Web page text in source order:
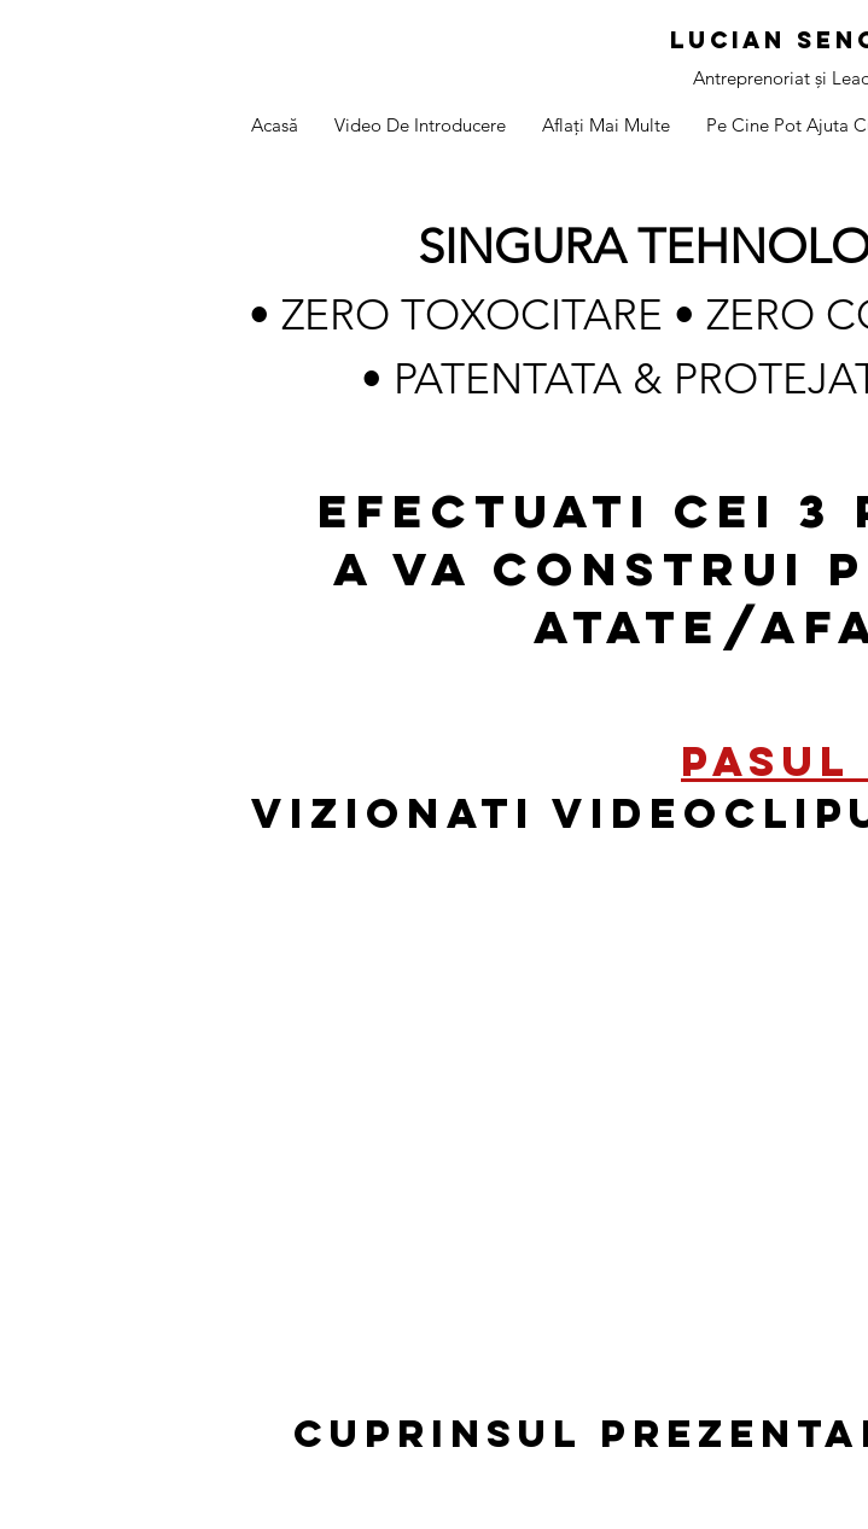
Lucian
Antreprenoriat și
Acasă Video De Introducere Aflați Mai Multe Pe Cine Pot Ajuta
SINGURA
• ZERO TOXOCITARE • ZERO
• PATENTATA &
EFECTUATI CEI 3
A VA CONSTRUI
ATATE/
PASUL
Vizionati
CUPRINSUL